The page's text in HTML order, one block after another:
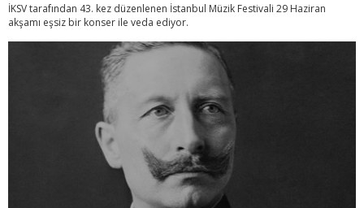
İKSV tarafından 43. kez düzenlenen İstanbul Müzik Festivali 29 Haziran
akşamı eşsiz bir konser ile veda ediyor.